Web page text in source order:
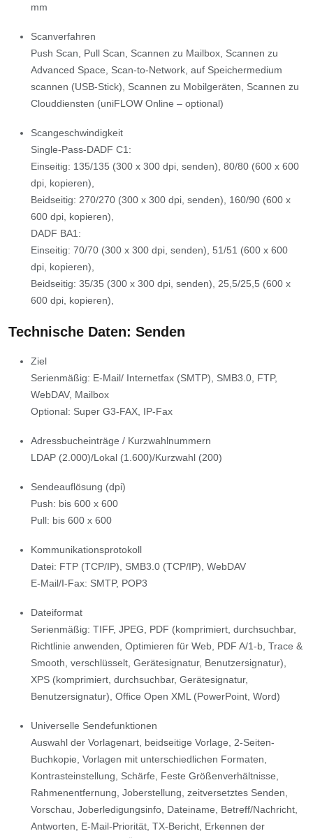
mm
Scanverfahren
Push Scan, Pull Scan, Scannen zu Mailbox, Scannen zu
Advanced Space, Scan-to-Network, auf Speichermedium
scannen (USB-Stick), Scannen zu Mobilgeräten, Scannen zu
Clouddiensten (uniFLOW Online – optional)
Scangeschwindigkeit
Single-Pass-DADF C1:
Einseitig: 135/135 (300 x 300 dpi, senden), 80/80 (600 x 600
dpi, kopieren),
Beidseitig: 270/270 (300 x 300 dpi, senden), 160/90 (600 x
600 dpi, kopieren),
DADF BA1:
Einseitig: 70/70 (300 x 300 dpi, senden), 51/51 (600 x 600
dpi, kopieren),
Beidseitig: 35/35 (300 x 300 dpi, senden), 25,5/25,5 (600 x
600 dpi, kopieren),
Technische Daten: Senden
Ziel
Serienmäßig: E-Mail/ Internetfax (SMTP), SMB3.0, FTP,
WebDAV, Mailbox
Optional: Super G3-FAX, IP-Fax
Adressbucheinträge / Kurzwahlnummern
LDAP (2.000)/Lokal (1.600)/Kurzwahl (200)
Sendeauflösung (dpi)
Push: bis 600 x 600
Pull: bis 600 x 600
Kommunikationsprotokoll
Datei: FTP (TCP/IP), SMB3.0 (TCP/IP), WebDAV
E-Mail/I-Fax: SMTP, POP3
Dateiformat
Serienmäßig: TIFF, JPEG, PDF (komprimiert, durchsuchbar,
Richtlinie anwenden, Optimieren für Web, PDF A/1-b, Trace &
Smooth, verschlüsselt, Gerätesignatur, Benutzersignatur),
XPS (komprimiert, durchsuchbar, Gerätesignatur,
Benutzersignatur), Office Open XML (PowerPoint, Word)
Universelle Sendefunktionen
Auswahl der Vorlagenart, beidseitige Vorlage, 2-Seiten-
Buchkopie, Vorlagen mit unterschiedlichen Formaten,
Kontrasteinstellung, Schärfe, Feste Größenverhältnisse,
Rahmenentfernung, Joberstellung, zeitversetztes Senden,
Vorschau, Joberledigungsinfo, Dateiname, Betreff/Nachricht,
Antworten, E-Mail-Priorität, TX-Bericht, Erkennen der